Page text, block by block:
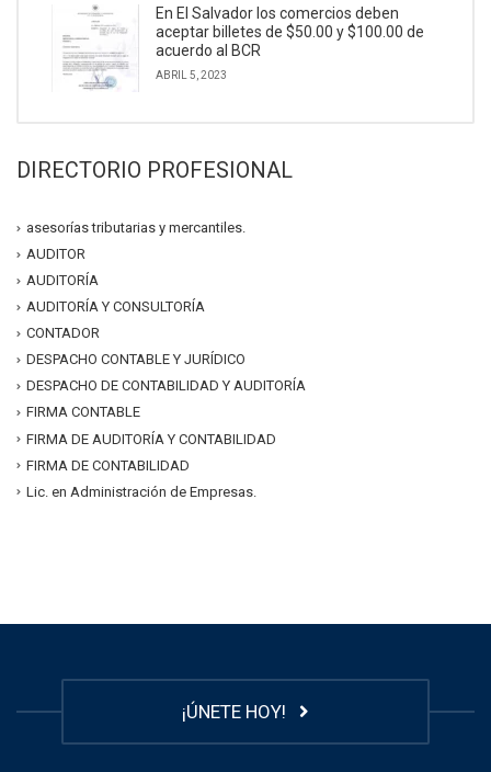
En El Salvador los comercios deben
aceptar billetes de $50.00 y $100.00 de
acuerdo al BCR
ABRIL 5, 2023
DIRECTORIO PROFESIONAL
asesorías tributarias y mercantiles.
AUDITOR
AUDITORÍA
AUDITORÍA Y CONSULTORÍA
CONTADOR
DESPACHO CONTABLE Y JURÍDICO
DESPACHO DE CONTABILIDAD Y AUDITORÍA
FIRMA CONTABLE
FIRMA DE AUDITORÍA Y CONTABILIDAD
FIRMA DE CONTABILIDAD
Lic. en Administración de Empresas.
¡ÚNETE HOY!